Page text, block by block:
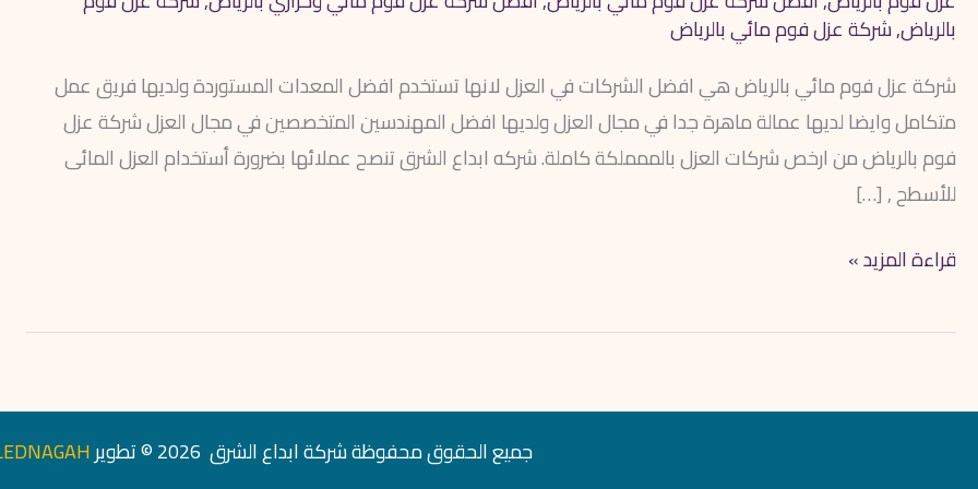
بالرياض,شركة عزل فوم مائي بالرياض
شركة عزل فوم مائي بالرياض هي افضل الشركات في العزل لانها تستخدم افضل المعدات المستوردة ولديها فريق عمل
متكامل وايضا لديها عمالة ماهرة جدا في مجال العزل ولديها افضل المهندسين المتخصصين في مجال العزل شركة عزل
فوم بالرياض من ارخص شركات العزل بالممملكة كاملة. شركه ابداع الشرق تنصح عملائها بضرورة أستخدام العزل المائى
للأسطح , […]
قراءة المزيد »
جميع الحقوق محفوظة شركة ابداع الشرق 2026 © تطوير